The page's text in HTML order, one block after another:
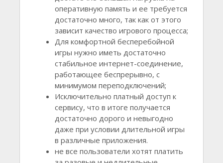
оперативную память и ее требуется
достаточно много, так как от этого
зависит качество игрового процесса;
Для комфортной бесперебойной
игры нужно иметь достаточно
стабильное интернет-соединение,
работающее беспрерывно, с
минимумом переподключений;
Исключительно платный доступ к
сервису, что в итоге получается
достаточно дорого и невыгодно
даже при условии длительной игры
в различные приложения.
не все пользователи хотят платить